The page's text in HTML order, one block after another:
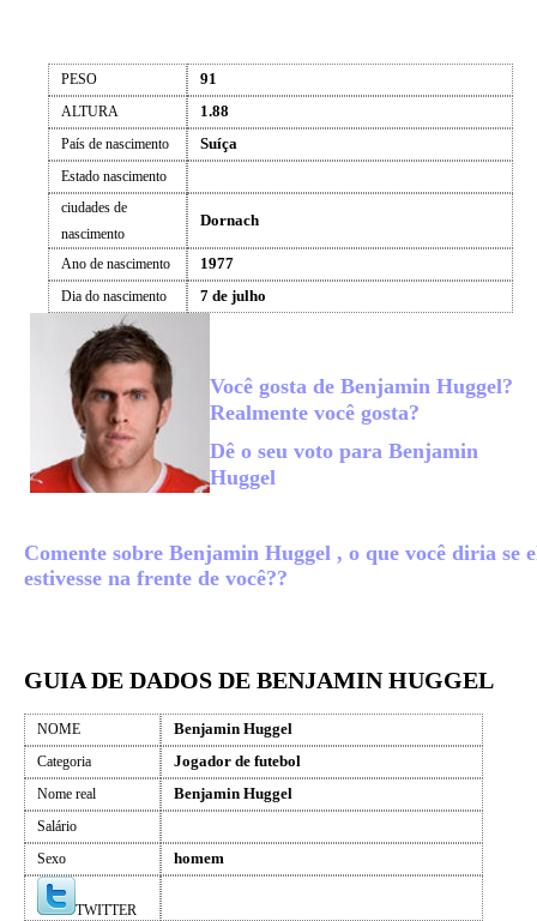
PESO 91
ALTURA 1.88
País de nascimento Suíça
Estado nascimento
ciudades de
nascimento
Dornach
Ano de nascimento 1977
Dia do nascimento 7 de julho
Você gosta de Benjamin Huggel?
Realmente você gosta?
Dê o seu voto para Benjamin
Huggel
Comente sobre Benjamin Huggel , o que você diria se
estivesse na frente de você??
GUIA DE DADOS DE BENJAMIN HUGGEL
NOME Benjamin Huggel
Categoria Jogador de futebol
Nome real Benjamin Huggel
Salário
Sexo
homem
TWITTER